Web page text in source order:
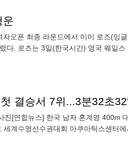
운
오픈 최종 라운드에서 미미 로즈(잉
. 로즈는 3일(한국시간) 영국 웨일스
결승서 7위...3분32초
[연합뉴스] 한국 남자 혼계영 400m
계수영선수권대회 아쿠아틱스센터에